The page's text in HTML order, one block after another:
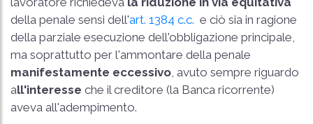
della penale sensi dell'art. 1384 c.c. e ciò sia in ragione
della parziale esecuzione dell'obbligazione principale,
ma soprattutto per l'ammontare della penale
manifestamente eccessivo , avuto sempre riguardo
all'interesse che il creditore (la Banca ricorrente)
aveva all'adempimento.